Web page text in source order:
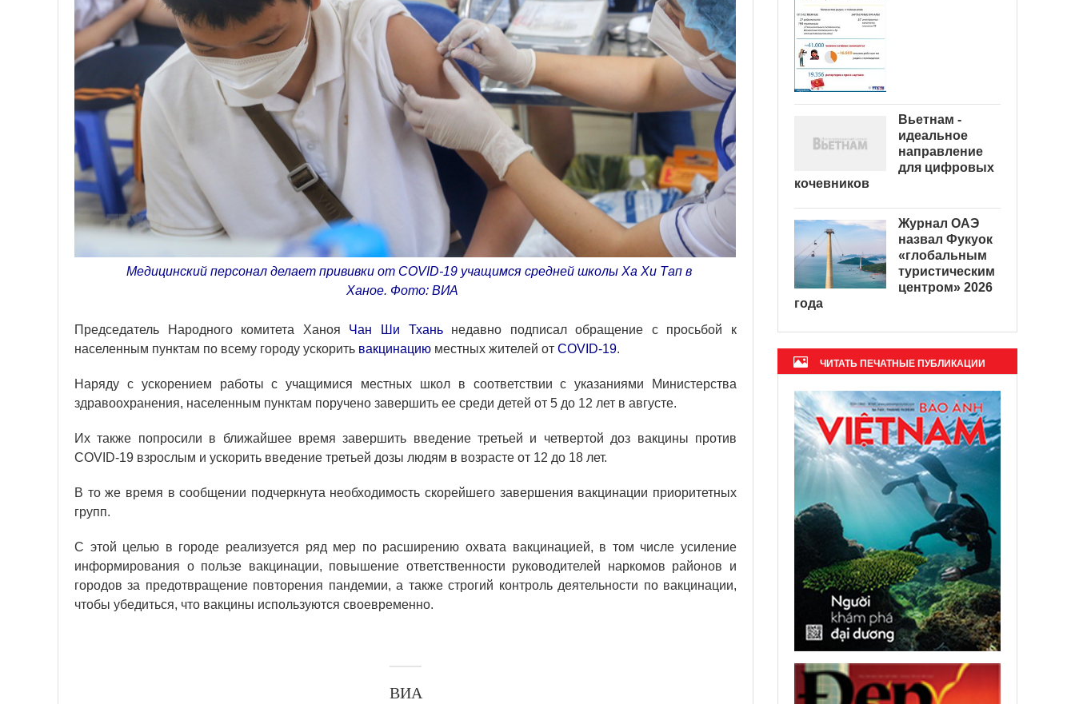
Медицинский персонал делает прививки от COVID-19 учащимся средней школы Ха Хи Тап в
Ханое. Фото: ВИА
Председатель Народного комитета Ханоя Чан Ши Тханьнедавно подписал обращение с просьбой к
населенным пунктам по всему городу ускорить вакцинацию местных жителей от COVID-19.
Наряду с ускорением работы с учащимися местных школ в соответствии с указаниями Министерства
здравоохранения, населенным пунктам поручено завершить ее среди детей от 5 до 12 лет в августе.
Их также попросили в ближайшее время завершить введение третьей и четвертой доз вакцины против
COVID-19 взрослым и ускорить введение третьей дозы людям в возрасте от 12 до 18 лет.
В то же время в сообщении подчеркнута необходимость скорейшего завершения вакцинации приоритетных
групп.
С этой целью в городе реализуется ряд мер по расширению охвата вакцинацией, в том числе усиление
информирования о пользе вакцинации, повышение ответственности руководителей наркомов районов и
городов за предотвращение повторения пандемии, а также строгий контроль деятельности по вакцинации,
чтобы убедиться, что вакцины используются своевременно.
ВИА
Вьетнам -
идеальное
направление
для цифровых
кочевников
Журнал ОАЭ
назвал Фукуок
«глобальным
туристическим
центром» 2026
года
ЧИТАТЬ ПЕЧАТНЫЕ ПУБЛИКАЦИИ